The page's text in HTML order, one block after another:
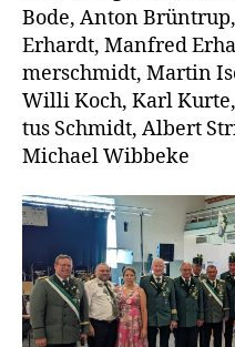
Bode, Anton
Erhardt, Man­fred
mer­schmidt, Mar­tin
Wil­li Koch, Karl
tus Schmidt, Albert
Micha­el Wibbeke